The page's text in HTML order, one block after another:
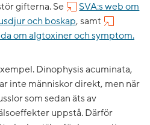
gifterna. Se
SVA:s web om
och boskap, samt
om algtoxiner och symptom.
Dinophysis acuminata,
inte människor direkt, men när
som sedan äts av
uppstå. Därför